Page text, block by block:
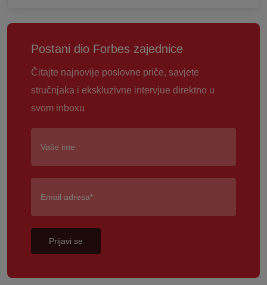
Postani dio Forbes zajednice
Čitajte najnovije poslovne priče, savjete
stručnjaka i ekskluzivne intervjue direktno u
svom inboxu
Prijavi se